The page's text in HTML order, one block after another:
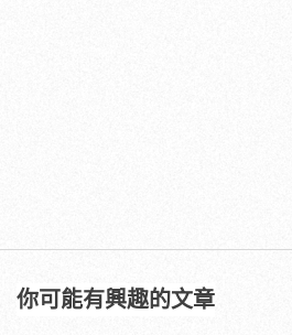
你可能有興趣的文章